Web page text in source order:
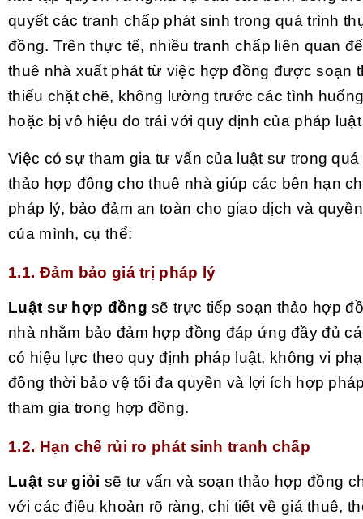
quyết các tranh chấp phát sinh trong quá trình
đồng. Trên thực tế, nhiều tranh chấp liên quan
thuê nhà xuất phát từ việc hợp đồng được soạn
thiếu chặt chẽ, không lường trước các tình
hoặc bị vô hiệu do trái với quy định của pháp
Việc có sự tham gia tư vấn của luật sư trong
thảo hợp đồng cho thuê nhà giúp các bên hạn
pháp lý, bảo đảm an toàn cho giao dịch và
của mình, cụ thể:
1.1. Đảm bảo giá trị pháp lý
Luật sư hợp đồng sẽ trực tiếp soạn thảo hợp
nhà nhằm bảo đảm hợp đồng đáp ứng đầy đủ
có hiệu lực theo quy định pháp luật, không vi
đồng thời bảo vệ tối đa quyền và lợi ích hợp
tham gia trong hợp đồng.
1.2. Hạn chế rủi ro phát sinh tranh chấp
Luật sư giỏi sẽ tư vấn và soạn thảo hợp đồng
với các điều khoản rõ ràng, chi tiết về giá thuê,